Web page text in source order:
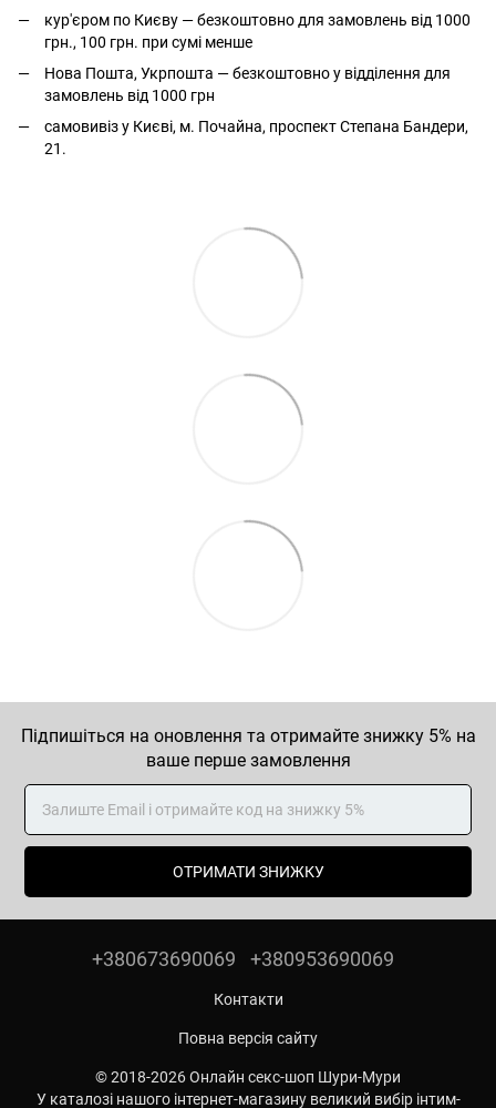
кур'єром по Києву — безкоштовно для замовлень від 1000
грн., 100 грн. при сумі менше
Нова Пошта, Укрпошта — безкоштовно у відділення для
замовлень від 1000 грн
самовивіз у Києві, м. Почайна, проспект Степана Бандери,
21.
Підпишіться на оновлення та отримайте знижку 5% на
ваше перше замовлення
ОТРИМАТИ ЗНИЖКУ
+380673690069 +380953690069
Контакти
Повна версія сайту
© 2018-2026 Онлайн секс-шоп Шури-Мури
У каталозі нашого інтернет-магазину великий вибір інтим-